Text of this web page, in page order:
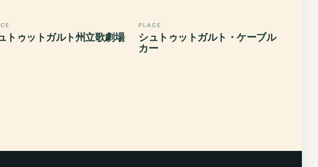
トゥットガルト州立歌劇場
PLACE
シュトゥットガルト・ケーブル
カー